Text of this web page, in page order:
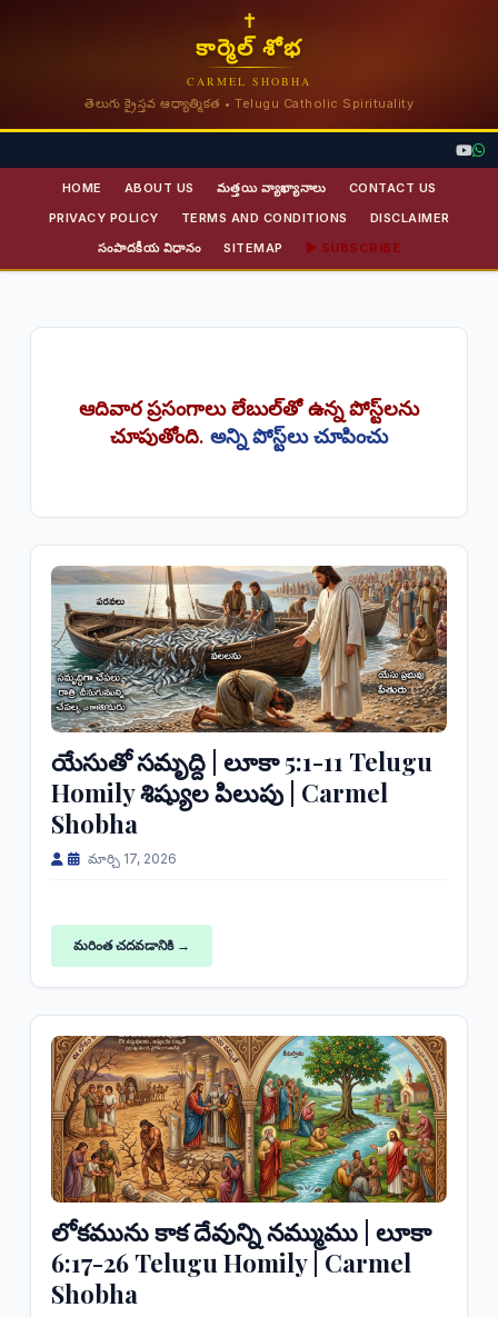
✝
కార్మెల్ శోభ
CARMEL SHOBHA
తెలుగు క్రైస్తవ ఆధ్యాత్మికత • Telugu Catholic Spirituality
HOME ABOUT US మత్తయి వ్యాఖ్యానాలు
CONTACT US
PRIVACY POLICY
TERMS AND CONDITIONS
DISCLAIMER
సంపాదకీయ విధానం
SITEMAP ▶ SUBSCRIBE
ఆదివార ప్రసంగాలులేబుల్‌తో ఉన్న పోస్ట్‌లను
చూపుతోంది. అన్ని పోస్ట్‌లు చూపించు
యేసుతో సమృద్ది | లూకా 5:1-11 Telugu
Homily శిష్యుల పిలుపు | Carmel
Shobha
మార్చి 17, 2026
మరింత చదవడానికి →
లోకమును కాక దేవున్ని నమ్ముము | లూకా
6:17-26 Telugu Homily | Carmel
Shobha